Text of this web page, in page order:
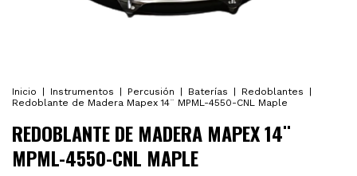
Inicio Instrumentos Percusión Baterías Redoblantes
Redoblante de Madera Mapex 14¨ MPML-4550-CNL Maple
REDOBLANTE DE MADERA MAPEX 14¨
MPML-4550-CNL MAPLE